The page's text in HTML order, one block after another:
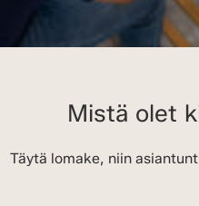
Mistä olet
Täytä lomake, niin